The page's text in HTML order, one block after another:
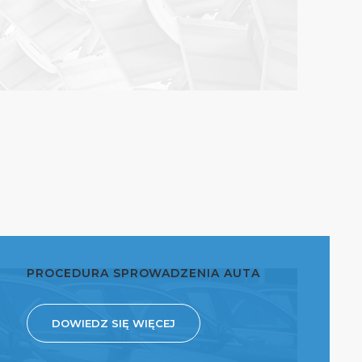
PROCEDURA SPROWADZENIA AUTA
DOWIEDZ SIĘ WIĘCEJ